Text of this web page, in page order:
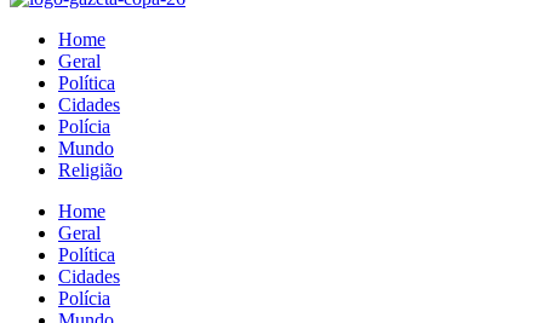
Home
Geral
Política
Cidades
Polícia
Mundo
Religião
Home
Geral
Política
Cidades
Polícia